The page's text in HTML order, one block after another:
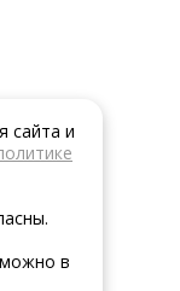
сайта и
в